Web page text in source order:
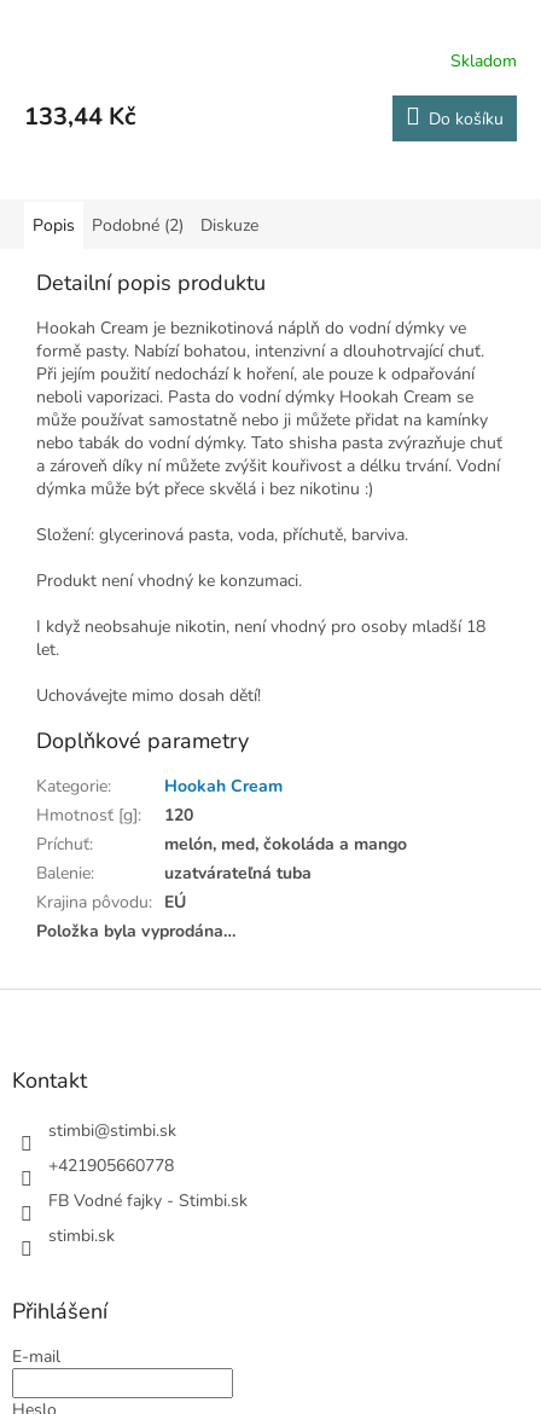
Skladom
133,44 Kč Do košíku
Popis Podobné (2) Diskuze
Detailní popis produktu
Hookah Cream je beznikotinová náplň do vodní dýmky ve
formě pasty. Nabízí bohatou, intenzivní a dlouhotrvající chuť.
Při jejím použití nedochází k hoření, ale pouze k odpařování
neboli vaporizaci. Pasta do vodní dýmky Hookah Cream se
může používat samostatně nebo ji můžete přidat na kamínky
nebo tabák do vodní dýmky. Tato shisha pasta zvýrazňuje chuť
a zároveň díky ní můžete zvýšit kouřivost a délku trvání. Vodní
dýmka může být přece skvělá i bez nikotinu :)
Složení: glycerinová pasta, voda, příchutě, barviva.
Produkt není vhodný ke konzumaci.
I když neobsahuje nikotin, není vhodný pro osoby mladší 18
let.
Uchovávejte mimo dosah dětí!
Doplňkové parametry
Kategorie:
Hookah Cream
Hmotnosť [g]:
120
Príchuť:
melón, med, čokoláda a mango
Balenie:
uzatvárateľná tuba
Krajina pôvodu: EÚ
Položka byla vyprodána…
Z
Kontakt
stimbi@stimbi.sk
+421905660778
FB Vodné fajky - Stimbi.sk
stimbi.sk
Přihlášení
E-mail